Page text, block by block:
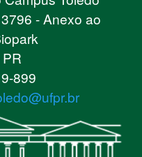
- Anexo ao
899